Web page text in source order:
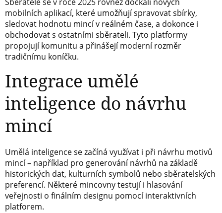
mobilních aplikací, které umožňují spravovat sbírky,
sledovat hodnotu mincí v reálném čase, a dokonce i
obchodovat s ostatními sběrateli. Tyto platformy
propojují komunitu a přinášejí moderní rozměr
tradičnímu koníčku.
Integrace umělé
inteligence do návrhu
mincí
Umělá inteligence se začíná využívat i při návrhu motivů
mincí – například pro generování návrhů na základě
historických dat, kulturních symbolů nebo sběratelských
preferencí. Některé mincovny testují i hlasování
veřejnosti o finálním designu pomocí interaktivních
platforem.